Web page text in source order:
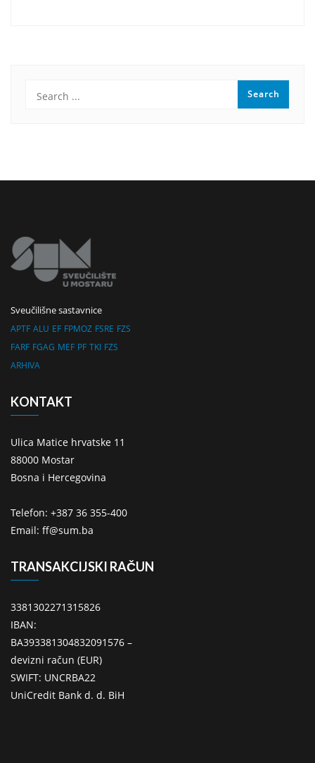
Sveučilišne sastavnice
APTF ALU EF FPMOZ FSRE FZS
FARF FGAG MEF PF TKI FZS
ARHIVA
KONTAKT
Ulica Matice hrvatske 11
88000 Mostar
Bosna i Hercegovina
Telefon: +387 36 355-400
Email: ff@sum.ba
TRANSAKCIJSKI RAČUN
3381302271315826
IBAN:
BA393381304832091576 –
devizni račun (EUR)
SWIFT: UNCRBA22
UniCredit Bank d. d. BiH